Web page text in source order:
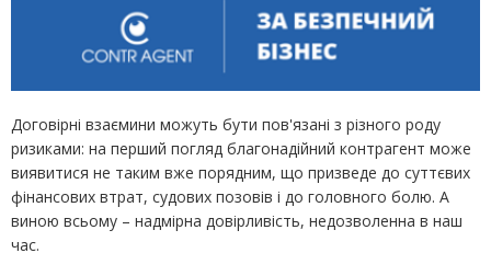
Договірні взаємини можуть бути пов'язані з різного роду
ризиками: на перший погляд благонадійний контрагент може
виявитися не таким вже порядним, що призведе до суттєвих
фінансових втрат, судових позовів і до головного болю. А
виною всьому – надмірна довірливість, недозволенна в наш
час.